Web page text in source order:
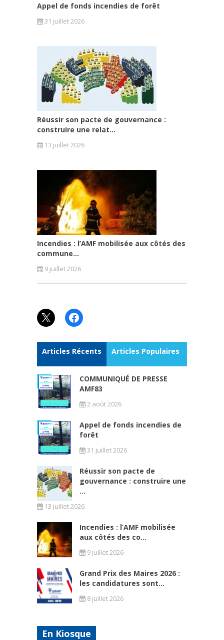
Appel de fonds incendies de forêt
31 juillet 2026
Réussir son pacte de gouvernance :
construire une relat...
13 juillet 2026
Incendies : l’AMF mobilisée aux côtés des
commune...
9 juillet 2026
X Facebook
Articles Récents Articles Populaires
COMMUNIQUÉ DE PRESSE
AMF83
2 août 2026
Appel de fonds incendies de
forêt
31 juillet 2026
Réussir son pacte de
gouvernance : construire une
...
13 juillet 2026
Incendies : l’AMF mobilisée
aux côtés des co...
9 juillet 2026
Grand Prix des Maires 2026 :
les candidatures sont...
8 juillet 2026
En Kiosque